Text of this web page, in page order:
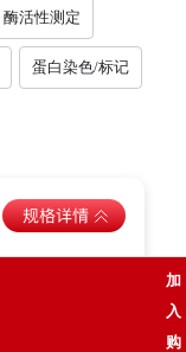
酶活性测定
蛋白染色/标记
加
入
购